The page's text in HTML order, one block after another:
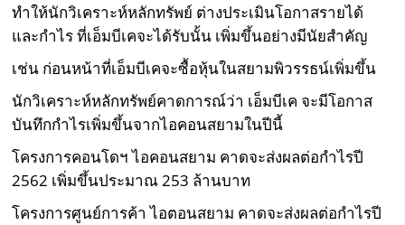
ทำให้นักวิเคราะห์หลักทรัพย์ ต่างประเมินโอกาสรายได้
และกำไร ที่เอ็มบีเคจะได้รับนั้น เพิ่มขึ้นอย่างมีนัยสำคัญ
เช่น ก่อนหน้าที่เอ็มบีเคจะซื้อหุ้นในสยามพิวรรธน์เพิ่มขึ้น
นักวิเคราะห์หลักทรัพย์คาดการณ์ว่า เอ็มบีเค จะมีโอกาส
บันทึกกำไรเพิ่มขึ้นจากไอคอนสยามในปีนี้
โครงการคอนโดฯ ไอคอนสยาม คาดจะส่งผลต่อกำไรปี
2562 เพิ่มขึ้นประมาณ 253 ล้านบาท
โครงการศูนย์การค้า ไอตอนสยาม คาดจะส่งผลต่อกำไรปี